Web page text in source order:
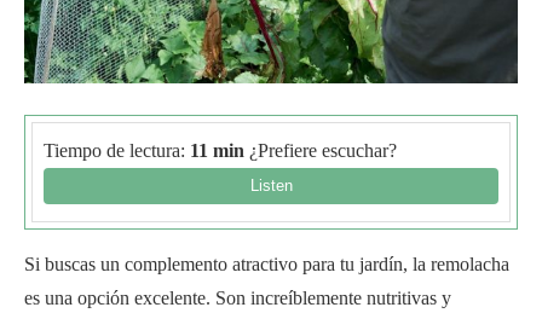
Tiempo de lectura: 11 min ¿Prefiere escuchar?
Si buscas un complemento atractivo para tu jardín, la remolacha
es una opción excelente. Son increíblemente nutritivas y